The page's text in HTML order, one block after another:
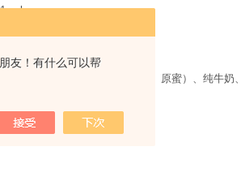
友！有什么可以帮
ppb。
鸡肉、猪肉）、蜂蜜（成品蜜、原蜜）、纯牛奶